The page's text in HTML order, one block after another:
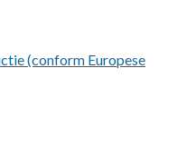
(conform Europese